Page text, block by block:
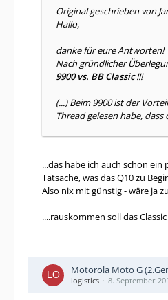
Original geschrieben von
Hallo,
danke für eure Antworten!
Nach gründlicher
9900 vs. BB Classic!!!
(...) Beim 9900 ist der
Thread gelesen habe,
...das habe ich auch schon
Tatsache, was das Q10 zu
Also nix mit günstig - wäre ja
....rauskommen soll das
Motorola Moto G
logistics 8. September